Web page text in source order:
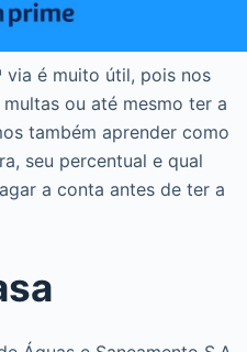
via é muito útil, pois nos
ou até mesmo ter a
também aprender como
seu percentual e qual
a conta antes de ter a